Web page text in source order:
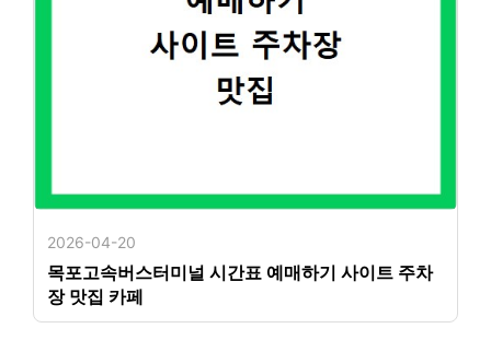
2026-04-20
목포고속버스터미널 시간표 예매하기 사이트 주차
장 맛집 카페